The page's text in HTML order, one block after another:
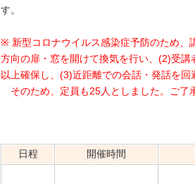
す。
※ 新型コロナウイルス感染症予防のため、
方向の扉・窓を開けて換気を行い、(2)受講
以上確保し、(3)近距離での会話・発話を回
そのため、定員も25人としました。ご了
日程 開催時間